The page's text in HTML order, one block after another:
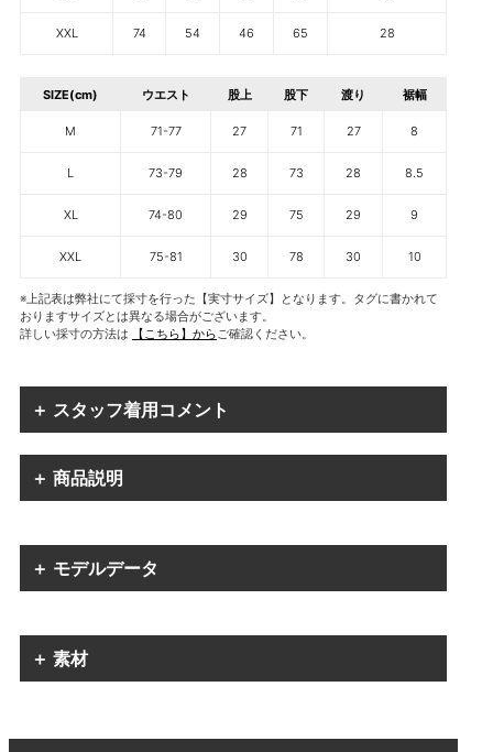
XXL 74 54 46 65 28
SIZE(cm) ウエスト 股上 股下 渡り 裾幅
M 71-77 27 71 27 8
L 73-79 28 73 28 8.5
XL 74-80 29 75 29 9
XXL 75-81 30 78 30 10
※上記表は弊社にて採寸を行った【実寸サイズ】となります。タグに書かれて
おりますサイズとは異なる場合がございます。
詳しい採寸の方法は
【こちら】からご確認ください。
＋ スタッフ着用コメント
＋ 商品説明
＋ モデルデータ
＋ 素材